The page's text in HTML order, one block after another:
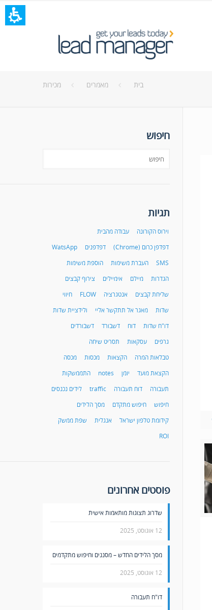
בית מאמרים מכירות
חיפוש
תגיות
וירוס הקורונה
עבודה מהבית
דפדפן כרום (Chrome)
דפדפנים
WatsApp
SMS
העברת משימות
הוספת משימות
הגדרות
מיילם אימיילים
צירוף קבצים
שליחת קבצים
אנטגרציה FLOW
חיווי
שדות
מאגר אל תתקשר אליי
ולידציית שדות
דו"ח שדות
דוח דשבורד
דשבורדים
גרפים
עסקאות
תסריט שיחה
טבלאות המרה
הקצאות מכסות
מכסה
הקצאת מועד
יומן notes
התממשקות
תעבורה
דוח תעבורה traffic
לידים נכנסים
חיפוש
חיפוש מתקדם
מסך הלידים
קידומת טלפון ישראל
אנגלית
שפת ממשק
ROI
פוסטים אחרונים
שדרוג תצוגות מותאמות אישית
12 אוגוסט, 2025
מסך הלידים החדש – מסננים וחיפוש מתקדמים
12 אוגוסט, 2025
דו"ח תעבורה